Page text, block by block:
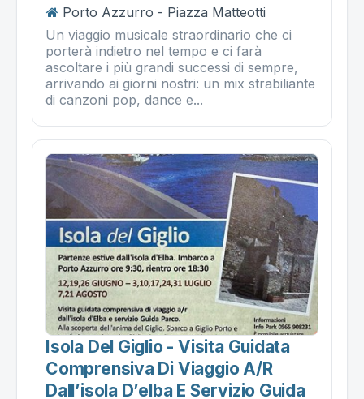
Porto Azzurro - Piazza Matteotti
Un viaggio musicale straordinario che ci
porterà indietro nel tempo e ci farà
ascoltare i più grandi successi di sempre,
arrivando ai giorni nostri: un mix strabiliante
di canzoni pop, dance e...
Isola Del Giglio - Visita Guidata
Comprensiva Di Viaggio A/r
Dall’isola D’elba E Servizio Guida